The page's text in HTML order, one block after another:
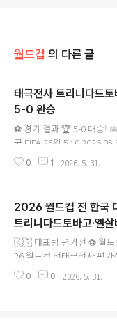
월드컵 의 다른 글
태극전사 트리니다드
5-0 완승
⚽ 경기 결과 🏆 5-0 대승!
국 FIFA 25위 5 : 0
BYU 사우스필드 · 평가전
🇹🇹 트리니다드토바고
골 키워드: 한국 트리니다
골, 손흥민 55호골,..
0 1 2026. 5. 31.
2026 월드컵 전 한국
트리니다드토바고·엘
티 캠프 완벽 정리
🇰🇷 대표팀 평가전 ⚽ 월
26 월드컵 전태극전사 평
· 엘살바도르 미국 유타주
스필드에서 2경기 고지대
0 0 2026. 5. 31.